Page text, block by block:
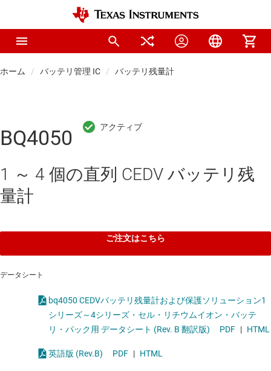
ホーム バッテリ管理 IC バッテリ残量計
BQ4050
1 ～ 4 個の直列 CEDV バッテリ残
量計
ご注文はこちら
データシート
bq4050 CEDVバッテリ残量計および保護ソリューション1
シリーズ～4シリーズ・セル・リチウムイオン・バッテ
リ・パック用 データシート (Rev. B 翻訳版)
PDF | HTML
英語版 (Rev.B) PDF | HTML